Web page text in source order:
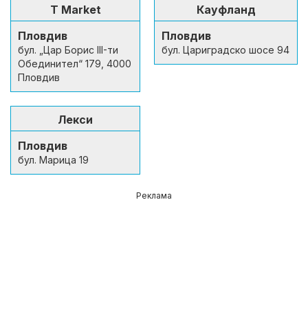
T Market
Пловдив
бул. „Цар Борис III-ти
Обединител“ 179, 4000
Пловдив
Кауфланд
Пловдив
бул. Цариградско шосе 94
Лекси
Пловдив
бул. Марица 19
Реклама